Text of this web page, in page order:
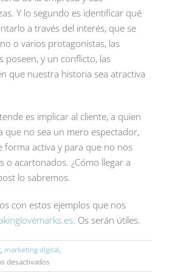
Y lo segundo es identificar qué
a través del interés, que se
o varios protagonistas, las
poseen, y un conflicto, las
que nuestra historia sea atractiva
es implicar al cliente, a quien
que no sea un mero espectador,
forma activa y para que no nos
o acartonados. ¿Cómo llegar a
lo sabremos.
con estos ejemplos que nos
. Os serán útiles.
, marketing digital,
desactivados